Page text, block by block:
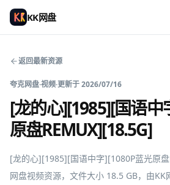
KK网盘
返回最新资源
夸克网盘·视频·更新于2026/07/16
[龙的心][1985][国语中
原盘REMUX][18.5G]
[龙的心][1985][国语中字][1080P蓝光原
网盘视频资源，文件大小 18.5 GB，由KK